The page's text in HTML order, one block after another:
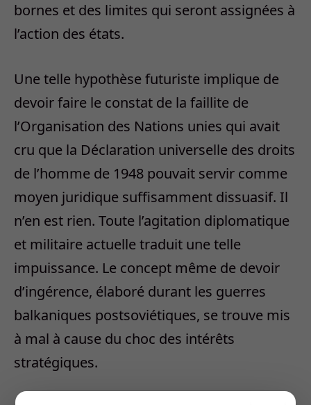
bornes et des limites qui seront assignées à
l’action des états.
Une telle hypothèse futuriste implique de
devoir faire le constat de la faillite de
l’Organisation des Nations unies qui avait
cru que la Déclaration universelle des droits
de l’homme de 1948 pouvait servir comme
moyen juridique suffisamment dissuasif. Il
n’en est rien. Toute l’agitation diplomatique
et militaire actuelle traduit une telle
impuissance. Le concept même de devoir
d’ingérence, élaboré durant les guerres
balkaniques postsoviétiques, se trouve mis
à mal à cause du choc des intérêts
stratégiques.